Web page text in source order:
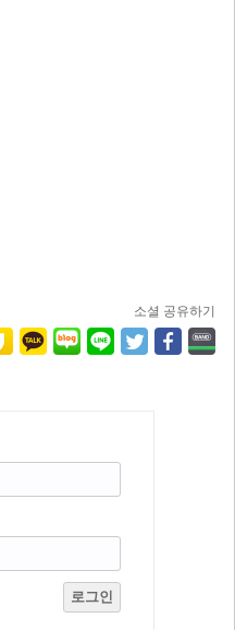
소셜 공유하기
로그인